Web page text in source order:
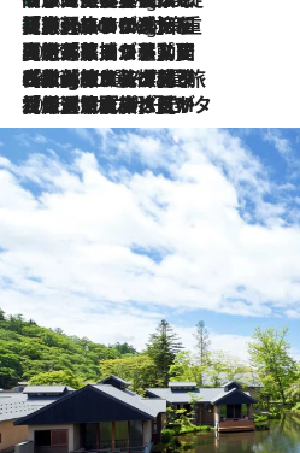
10 Hours Ago
【厳選旅コスメ】「身軽さ＆UV対策重視！」ヘアアーティストshucoが選んだ夏旅ベストコスメを発表【Mサイズジップ】
2026.8.5
【厳選旅コスメ】国内をあちこち移動する河井菜摘が選んだ夏旅ベストコスメ発表！「リラックスアイテムはマスト」【Mサイズジップ】
2026.8.4
【厳選旅コスメ】「紫外線＆乾燥対策しながらメイク感も！」ヘア＆メイクGeorgeが選んだ夏旅ベストコスメを発表！【Mサイズジップ】
2026.8.3
【厳選旅コスメ】「保湿もタイパ重視！」“サウナ好き”タレント清水みさとが愛用する夏旅ベストコスメを発表！【Mサイズジップ】